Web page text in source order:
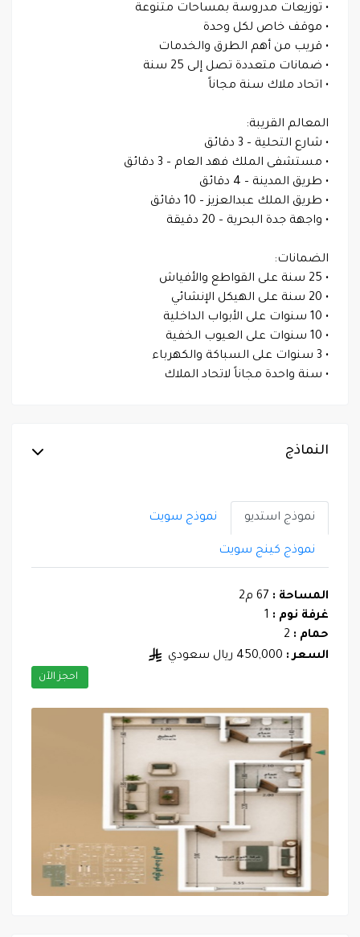
• توزيعات مدروسة بمساحات متنوعة
• موقف خاص لكل وحدة
• قريب من أهم الطرق والخدمات
• ضمانات متعددة تصل إلى 25 سنة
• اتحاد ملاك سنة مجاناً
المعالم القريبة:
• شارع التحلية – 3 دقائق
• مستشفى الملك فهد العام – 3 دقائق
• طريق المدينة – 4 دقائق
• طريق الملك عبدالعزيز – 10 دقائق
• واجهة جدة البحرية – 20 دقيقة
الضمانات:
• 25 سنة على القواطع والأفياش
• 20 سنة على الهيكل الإنشائي
• 10 سنوات على الأبواب الداخلية
• 10 سنوات على العيوب الخفية
• 3 سنوات على السباكة والكهرباء
• سنة واحدة مجاناً لاتحاد الملاك
النماذج
نموذج استديو نموذج سويت
نموذج كينج سويت
المساحة : 67 م2
غرفة نوم : 1
حمام : 2
السعر : 450,000 ريال سعودي
احجز الآن